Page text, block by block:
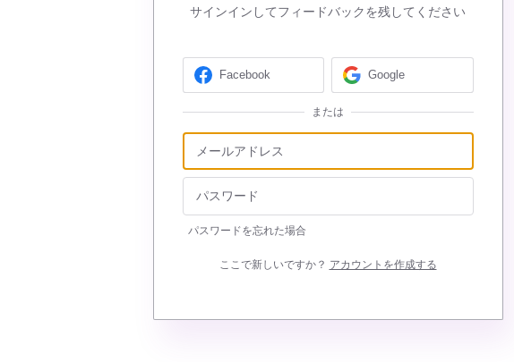
サインインしてフィードバックを残してください
Facebook Google
または
パスワードを忘れた場合
ここで新しいですか？ アカウントを作成する